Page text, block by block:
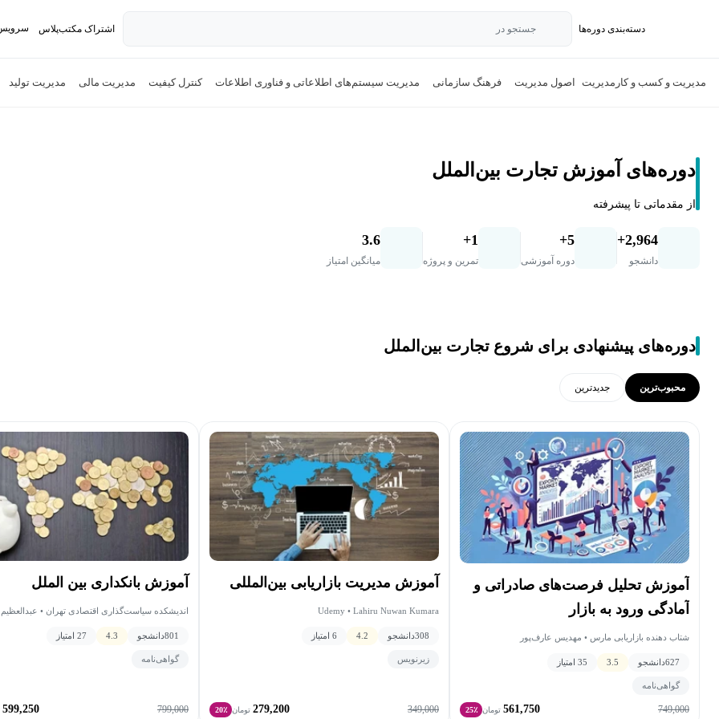
دسته‌بندی‌ دوره‌ها جستجو در اشتراک مکتب‌پلاس
مدیریت و کسب و کار مدیریت اصول مدیریت فرهنگ سازمانی مدیریت سیستم‌های اطلاعاتی و فناوری اطلاعات کنترل کیفیت مدیریت مالی مدیریت تولید
دوره‌های آموزش تجارت بین‌الملل
از مقدماتی تا پیشرفته
2,964+
دانشجو
5+
دوره آموزشی
1+
تمرین و پروژه
3.6
میانگین امتیاز
دوره‌های پیشنهادی برای شروع تجارت بین‌الملل
محبوب‌ترین جدید‌ترین
آموزش تحلیل فرصت‌های صادراتی و
آمادگی ورود به بازار
شتاب دهنده بازاریابی مارس • مهدیس عارف‌پور
627دانشجو 3.5 35 امتیاز
گواهی‌نامه
749,000
561,750 تومان 25٪
آموزش مدیریت بازاریابی بین‌المللی
Udemy • Lahiru Nuwan Kumara
308دانشجو 4.2 6 امتیاز
زیرنویس
349,000
279,200 تومان 20٪
آموزش بانکداری بین الملل
اندیشکده سیاست‌گذاری اقتصادی تهران • عبدالعظیم
801دانشجو 4.3 27 امتیاز
گواهی‌نامه
799,000
599,250